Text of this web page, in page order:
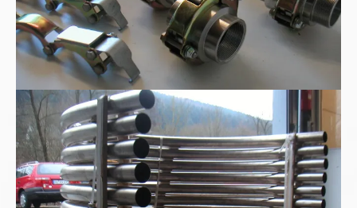
Edelstahl-180°-Rohrbogen